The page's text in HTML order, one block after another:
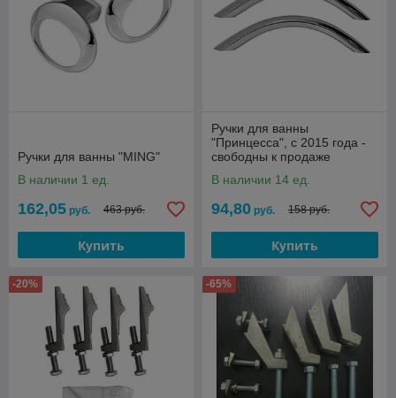
Ручки для ванны "MING"
В наличии 1 ед.
162,05 руб. 463 руб.
Купить
Ручки для ванны
"Принцесса", с 2015 года -
свободны к продаже
В наличии 14 ед.
94,80 руб. 158 руб.
Купить
-20% -65%